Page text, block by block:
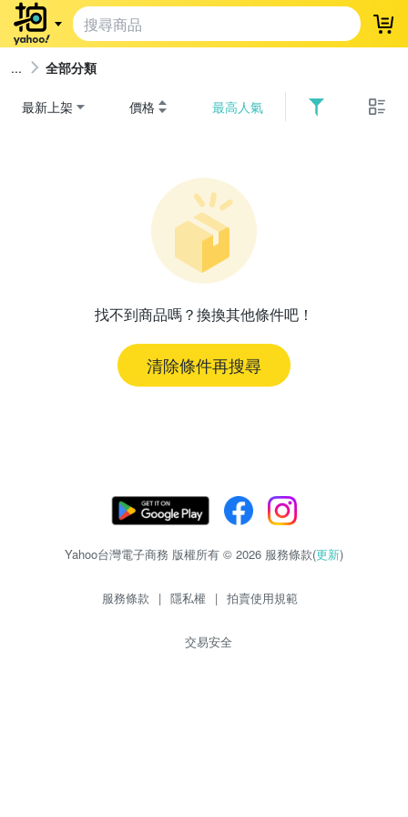
登
全部分類
最新上架 價格 最高人氣
找不到商品嗎？換換其他條件吧！
清除條件再搜尋
Yahoo台灣電子商務 版權所有 © 2026 服務條款(更新)
服務條款 | 隱私權 | 拍賣使用規範
交易安全